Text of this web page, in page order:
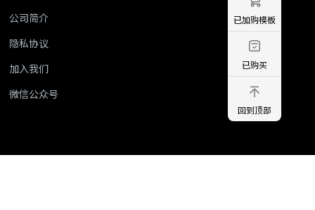
已加购模板
已购买
回到顶部
公司简介
隐私协议
加入我们
微信公众号